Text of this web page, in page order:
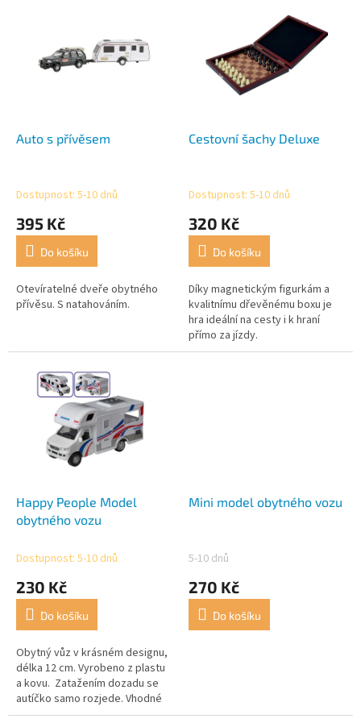
Auto s přívěsem
Dostupnost: 5-10 dnů
395 Kč
Do košíku
Otevíratelné dveře obytného
přívěsu. S natahováním.
Cestovní šachy Deluxe
Dostupnost: 5-10 dnů
320 Kč
Do košíku
Díky magnetickým figurkám a
kvalitnímu dřevěnému boxu je
hra ideální na cesty i k hraní
přímo za jízdy.
Happy People Model
obytného vozu
Dostupnost: 5-10 dnů
230 Kč
Do košíku
Obytný vůz v krásném designu,
délka 12 cm. Vyrobeno z plastu
a kovu. Zatažením dozadu se
autíčko samo rozjede. Vhodné
od 3 let.
Mini model obytného vozu
5-10 dnů
270 Kč
Do košíku